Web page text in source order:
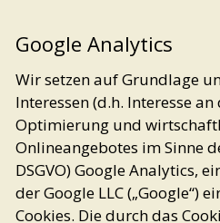
Google Analytics
Wir setzen auf Grundlage
Interessen (d.h. Interesse an
Optimierung und
Onlineangebotes im Sinne
DSGVO) Google Analytics,
der Google LLC („Google“)
Cookies. Die durch das